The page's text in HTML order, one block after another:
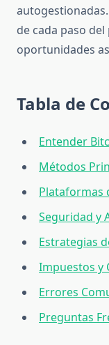
de cada paso
oportunidades
Tabla de
Entender
Métodos
Plataformas
Seguridad y
Estrategias
Impuestos y
Errores
Preguntas